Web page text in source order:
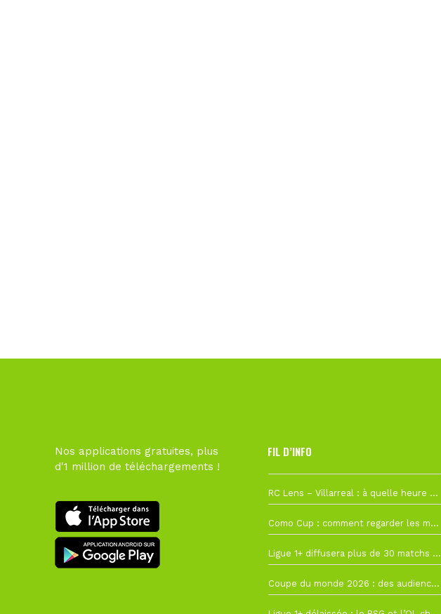
Nos applications gratuites, plus
d'1 million de téléchargements !
FIL D’INFO
RC Lens – Villarreal : à quelle heure et sur quelle chaîne voir la finale de la Como Cup ?
Como Cup : comment regarder les matchs du RC Lens en direct ?
Ligue 1+ diffusera plus de 30 matchs amicaux avant la reprise de la Ligue 1
Coupe du monde 2026 : des audiences record, mais M6 devrait perdre très gros !